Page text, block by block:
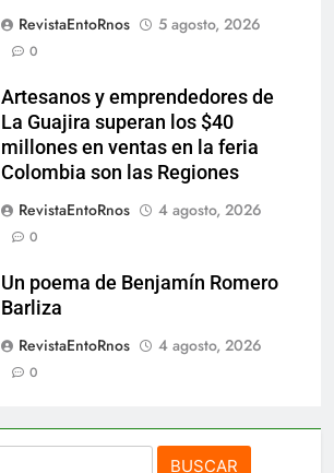
RevistaEntoRnos
5 agosto, 2026
0
Artesanos y emprendedores de
La Guajira superan los $40
millones en ventas en la feria
Colombia son las Regiones
RevistaEntoRnos
4 agosto, 2026
0
Un poema de Benjamín Romero
Barliza
RevistaEntoRnos
4 agosto, 2026
0